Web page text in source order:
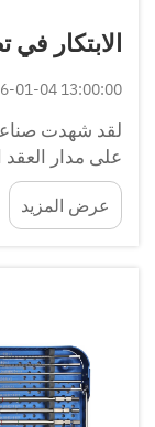
اتصل بنا
الابتكار
01-04 13:00:00
لقد شهدت
على مدار العقد
والمتطلبات
التصنيعية
عرض المزيد